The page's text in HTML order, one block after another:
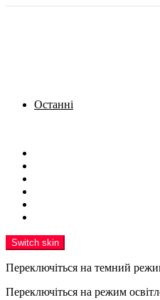
Останні
Switch skin
Переключіться на темний
Переключіться на режим